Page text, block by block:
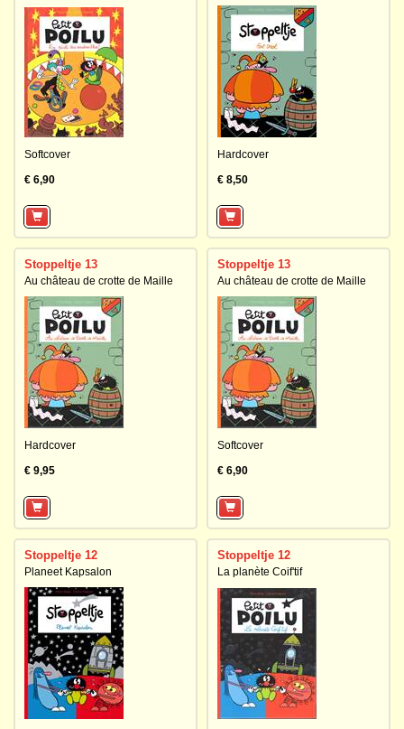
Softcover
€ 6,90
Hardcover
€ 8,50
Stoppeltje 13
Au château de crotte de Maille
Hardcover
€ 9,95
Stoppeltje 13
Au château de crotte de Maille
Softcover
€ 6,90
Stoppeltje 12
Planeet Kapsalon
Stoppeltje 12
La planète Coif'tif